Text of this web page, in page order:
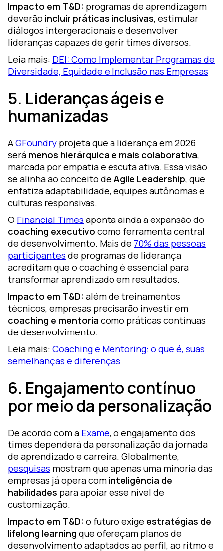
Impacto em T&D: programas de aprendizagem
deverão incluir práticas inclusivas, estimular
diálogos intergeracionais e desenvolver
lideranças capazes de gerir times diversos.
Leia mais: DEI: Como Implementar Programas de
Diversidade, Equidade e Inclusão nas Empresas
5. Lideranças ágeis e
humanizadas
AGFoundry projeta que a liderança em 2026
será menos hierárquica e mais colaborativa,
marcada por empatia e escuta ativa. Essa visão
se alinha ao conceito de Agile Leadership, que
enfatiza adaptabilidade, equipes autônomas e
culturas responsivas.
O Financial Times aponta ainda a expansão do
coaching executivo como ferramenta central
de desenvolvimento. Mais de 70% das pessoas
participantes de programas de liderança
acreditam que o coaching é essencial para
transformar aprendizado em resultados.
Impacto em T&D: além de treinamentos
técnicos, empresas precisarão investir em
coaching e mentoria como práticas contínuas
de desenvolvimento.
Leia mais: Coaching e Mentoring: o que é, suas
semelhanças e diferenças
6. Engajamento contínuo
por meio da personalização
De acordo com a Exame, o engajamento dos
times dependerá da personalização da jornada
de aprendizado e carreira. Globalmente,
pesquisas mostram que apenas uma minoria das
empresas já opera com inteligência de
habilidades para apoiar esse nível de
customização.
Impacto em T&D: o futuro exige estratégias de
lifelong learning que ofereçam planos de
desenvolvimento adaptados ao perfil, ao ritmo e